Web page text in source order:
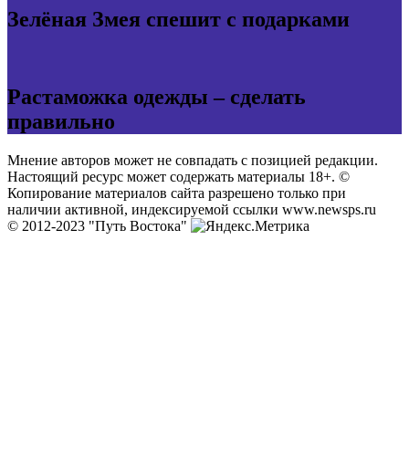
Зелёная Змея спешит с подарками
Растаможка одежды – сделать
правильно
Мнение авторов может не совпадать с позицией редакции.
Настоящий ресурс может содержать материалы 18+. ©
Копирование материалов сайта разрешено только при
наличии активной, индексируемой ссылки www.newsps.ru
© 2012-2023 "Путь Востока"